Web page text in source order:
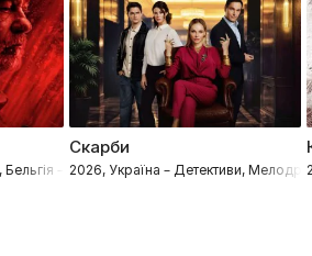
Бельгія – Трилери, Драми, Кримінал,
Скарби
2026, Україна – Детективи,